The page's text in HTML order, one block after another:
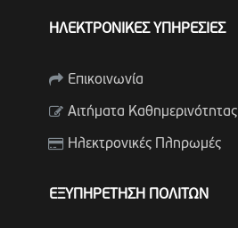
ΗΛΕΚΤΡΟΝΙΚΕΣ ΥΠΗΡΕΣΙΕΣ
Επικοινωνία
Αιτήματα Καθημερινότητας
Ηλεκτρονικές Πληρωμές
ΕΞΥΠΗΡΕΤΗΣΗ ΠΟΛΙΤΩΝ